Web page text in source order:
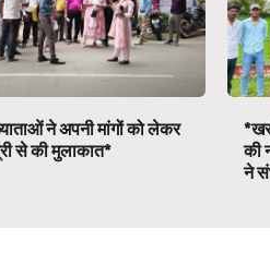
ने अपनी मांगों को लेकर
से की मुलाकात*
की
ने